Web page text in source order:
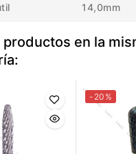
14,0mm
en la
-20%